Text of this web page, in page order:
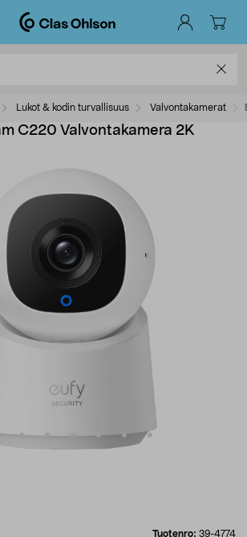
Lukot & kodin turvallisuus Valvontakamerat
C220 Valvontakamera 2K
Tuotenro: 39-4774